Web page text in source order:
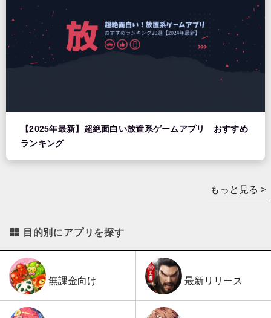
【2025年最新】超絶面白い放置系ゲームアプリ おすすめ
ランキング
もっと見る >
目的別にアプリを探す
無課金向け 最新リリース